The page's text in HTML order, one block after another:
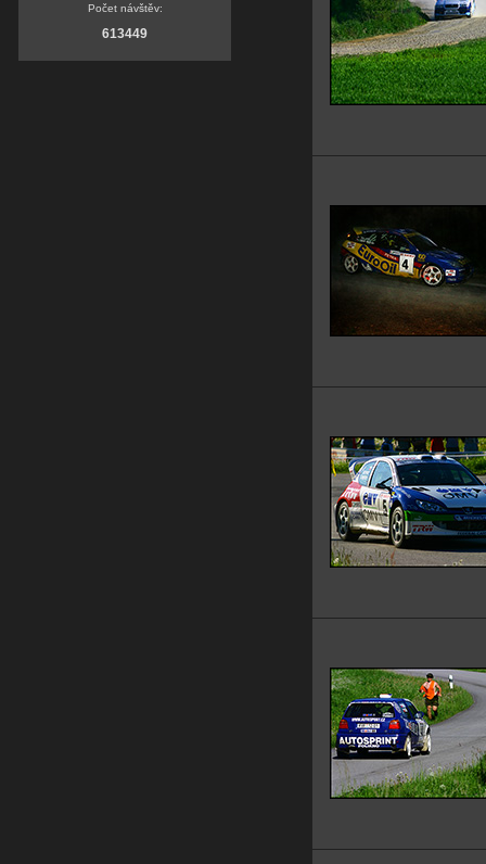
Počet návštěv:
613449